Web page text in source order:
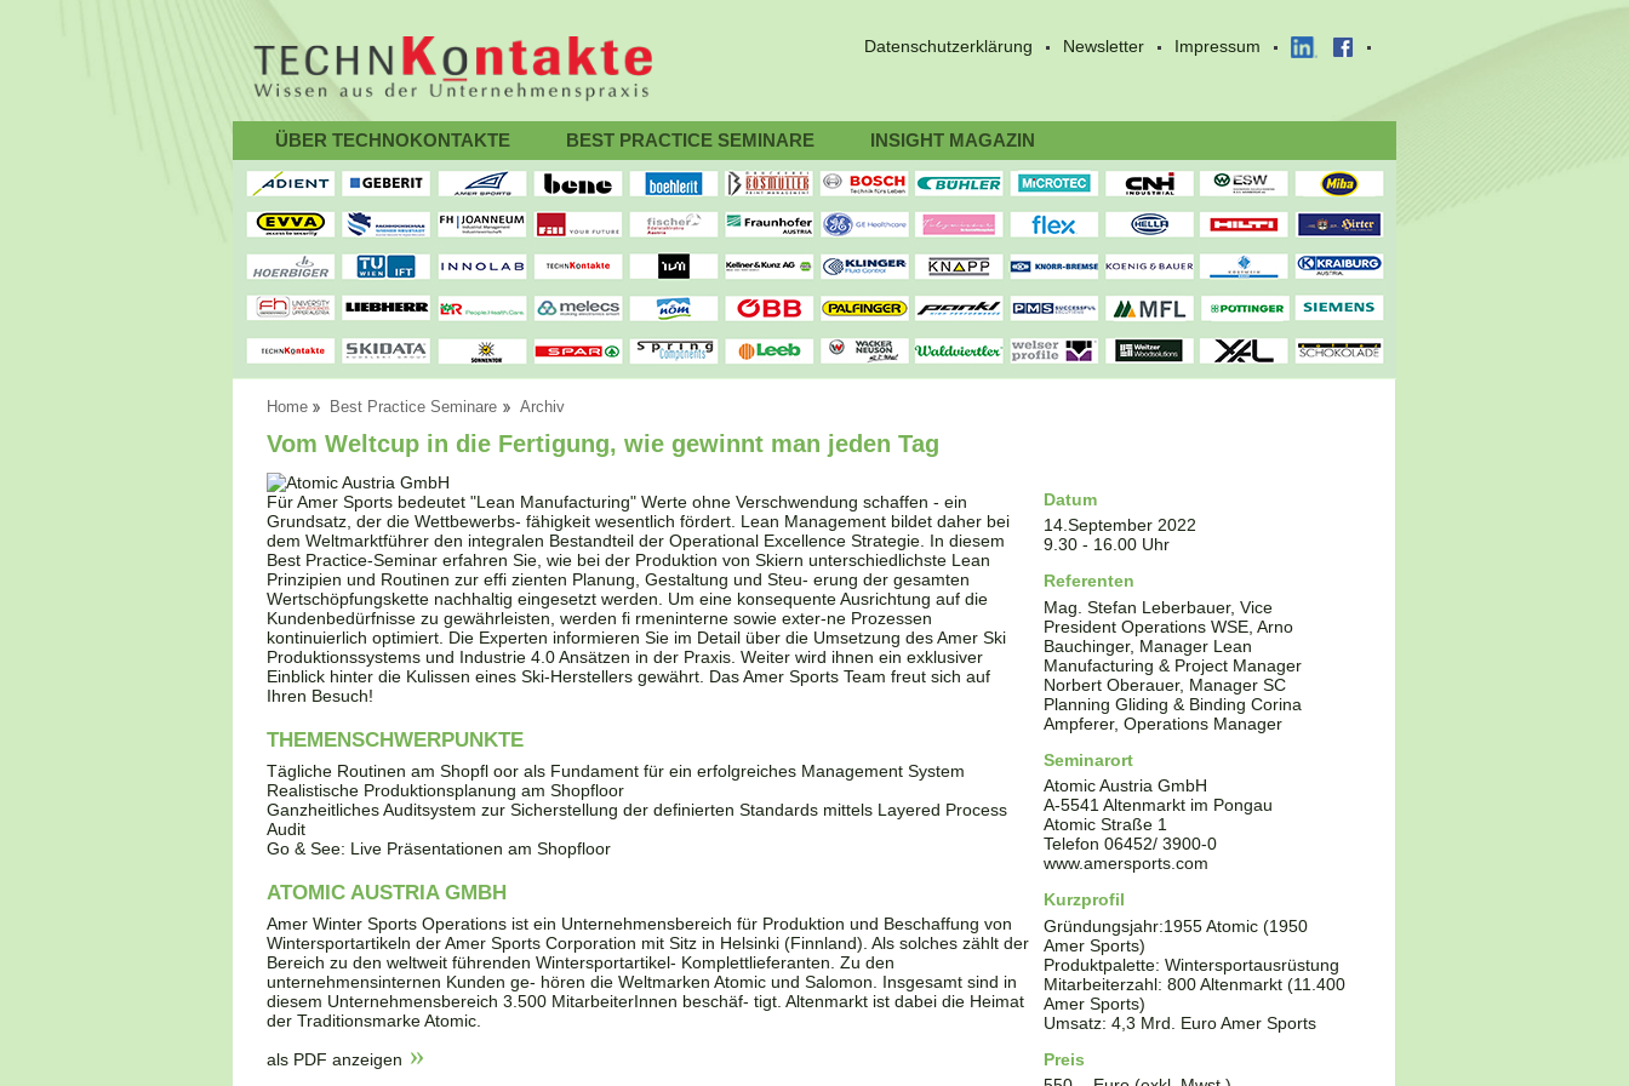
Datenschutzerklärung Newsletter Impressum
ÜBER TECHNOKONTAKTE BEST PRACTICE SEMINARE INSIGHT MAGAZIN
Home Best Practice Seminare Archiv
Vom Weltcup in die Fertigung, wie gewinnt man jeden Tag
Für Amer Sports bedeutet "Lean Manufacturing" Werte ohne Verschwendung schaffen - ein
Grundsatz, der die Wettbewerbs- fähigkeit wesentlich fördert. Lean Management bildet daher bei
dem Weltmarktführer den integralen Bestandteil der Operational Excellence Strategie. In diesem
Best Practice-Seminar erfahren Sie, wie bei der Produktion von Skiern unterschiedlichste Lean
Prinzipien und Routinen zur effi zienten Planung, Gestaltung und Steu- erung der gesamten
Wertschöpfungskette nachhaltig eingesetzt werden. Um eine konsequente Ausrichtung auf die
Kundenbedürfnisse zu gewährleisten, werden fi rmeninterne sowie exter-ne Prozessen
kontinuierlich optimiert. Die Experten informieren Sie im Detail über die Umsetzung des Amer Ski
Produktionssystems und Industrie 4.0 Ansätzen in der Praxis. Weiter wird ihnen ein exklusiver
Einblick hinter die Kulissen eines Ski-Herstellers gewährt. Das Amer Sports Team freut sich auf
Ihren Besuch!
THEMENSCHWERPUNKTE
Tägliche Routinen am Shopfl oor als Fundament für ein erfolgreiches Management System
Realistische Produktionsplanung am Shopfloor
Ganzheitliches Auditsystem zur Sicherstellung der definierten Standards mittels Layered Process
Audit
Go & See: Live Präsentationen am Shopfloor
ATOMIC AUSTRIA GMBH
Amer Winter Sports Operations ist ein Unternehmensbereich für Produktion und Beschaffung von
Wintersportartikeln der Amer Sports Corporation mit Sitz in Helsinki (Finnland). Als solches zählt der
Bereich zu den weltweit führenden Wintersportartikel- Komplettlieferanten. Zu den
unternehmensinternen Kunden ge- hören die Weltmarken Atomic und Salomon. Insgesamt sind in
diesem Unternehmensbereich 3.500 MitarbeiterInnen beschäf- tigt. Altenmarkt ist dabei die Heimat
der Traditionsmarke Atomic.
als PDF anzeigen
Datum
14.September 2022
9.30 - 16.00 Uhr
Referenten
Mag. Stefan Leberbauer, Vice
President Operations WSE, Arno
Bauchinger, Manager Lean
Manufacturing & Project Manager
Norbert Oberauer, Manager SC
Planning Gliding & Binding Corina
Ampferer, Operations Manager
Seminarort
Atomic Austria GmbH
A-5541Altenmarkt im Pongau
Atomic Straße 1
Telefon06452/ 3900-0
www.amersports.com
Kurzprofil
Gründungsjahr:1955 Atomic (1950
Amer Sports)
Produktpalette:Wintersportausrüstung
Mitarbeiterzahl: 800 Altenmarkt (11.400
Amer Sports)
Umsatz: 4,3 Mrd. Euro Amer Sports
Preis